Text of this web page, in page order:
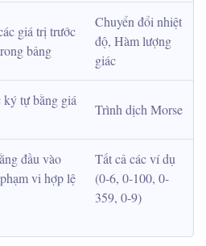
giá trị trước
bảng
Chuyển đổi nhiệt
độ, Hàm lượng
giác
tự bằng giá
Trình dịch Morse
đầu vào
vi hợp lệ
Tất cả các ví dụ
(0-6, 0-100, 0-
359, 0-9)